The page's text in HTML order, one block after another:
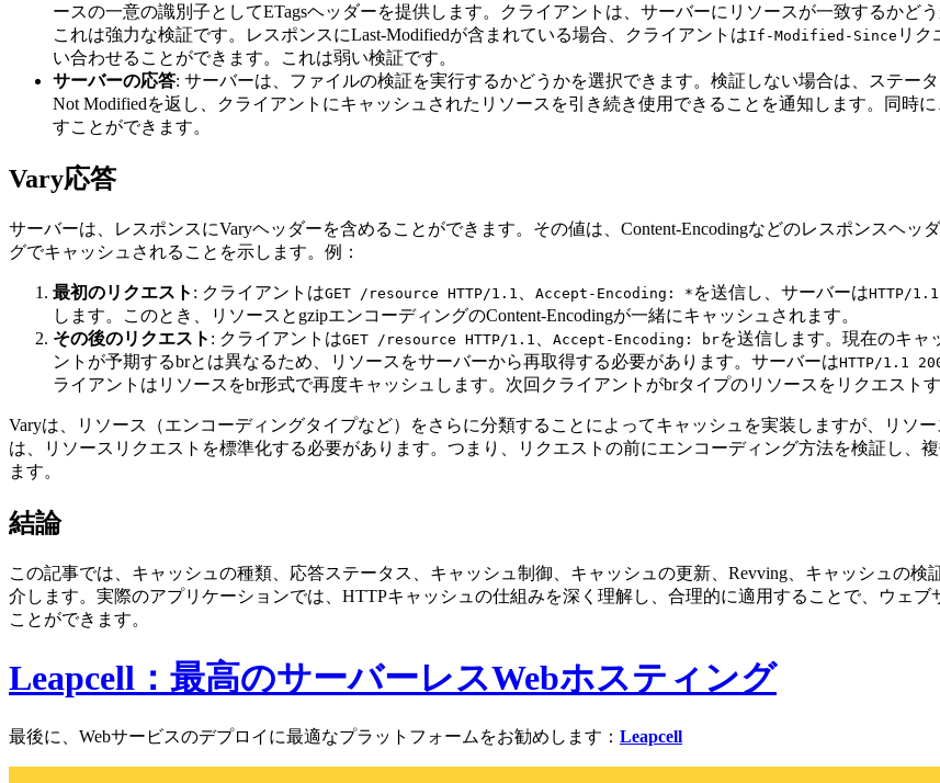
ースの一意の識別子としてETagsヘッダーを提供します。クライアントは、サーバーにリソースが一致するかど
これは強力な検証です。レスポンスにLast-Modifiedが含まれている場合、クライアントはIf-Modified-Since リク
い合わせることができます。これは弱い検証です。
サーバーの応答: サーバーは、ファイルの検証を実行するかどうかを選択できます。検証しない場合は、ステー
Not Modifiedを返し、クライアントにキャッシュされたリソースを引き続き使用できることを通知します。同時
すことができます。
Vary応答
サーバーは、レスポンスにVaryヘッダーを含めることができます。その値は、Content-Encodingなどのレスポンスヘ
グでキャッシュされることを示します。例：
最初のリクエスト : クライアントはGET /resource HTTP/1.1 Accept-Encoding: * を送信し、サーバーはHTTP/
します。このとき、リソースとgzipエンコーディングのContent-Encodingが一緒にキャッシュされます。
その後のリクエスト : クライアントはGET /resource HTTP/1.1 Accept-Encoding: brを送信します。現在のキャ
ントが予期するbrとは異なるため、リソースをサーバーから再取得する必要があります。サーバーはHTTP/1.1
ライアントはリソースをbr形式で再度キャッシュします。次回クライアントがbrタイプのリソースをリクエスト
Varyは、リソース（エンコーディングタイプなど）をさらに分類することによってキャッシュを実装しますが、リソ
は、リソースリクエストを標準化する必要があります。つまり、リクエストの前にエンコーディング方法を検証し、
ます。
結論
この記事では、キャッシュの種類、応答ステータス、キャッシュ制御、キャッシュの更新、Revving、キャッシュの
介します。実際のアプリケーションでは、HTTPキャッシュの仕組みを深く理解し、合理的に適用することで、ウェ
ことができます。
Leapcell：最高のサーバーレスWebホスティング
最後に、Webサービスのデプロイに最適なプラットフォームをお勧めします： Leapcell